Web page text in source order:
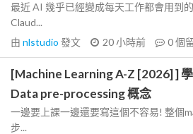
最近 AI 幾乎已經變成每天工作都會用到
Claud...
由 nlstudio 發文 20 小時前 0個
[Machine Learning A-Z [2026] ]
Data pre-processing 概念
一邊要上課一邊還要寫這個不容易! 整個
步...